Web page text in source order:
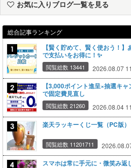
お気に入りブログ一覧を見る
総合記事ランキング
【賢く貯めて、賢く使おう！
で支払いをお得に！✨
閲覧総数 13441 2026.08.07
【3,000ポイント進呈×抽選キ
で固定費見直し
閲覧総数 21260 2026.08.04
楽天ラッキーくじ一覧（PC版）
閲覧総数 11201711
スマホは常に手元に・微笑み返